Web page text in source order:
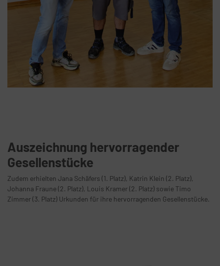
Auszeichnung hervorragender
Gesellenstücke
Zudem erhielten Jana Schäfers (1. Platz), Katrin Klein (2. Platz),
Johanna Fraune (2. Platz), Louis Kramer (2. Platz) sowie Timo
Zimmer (3. Platz) Urkunden für ihre hervorragenden Gesellenstücke.